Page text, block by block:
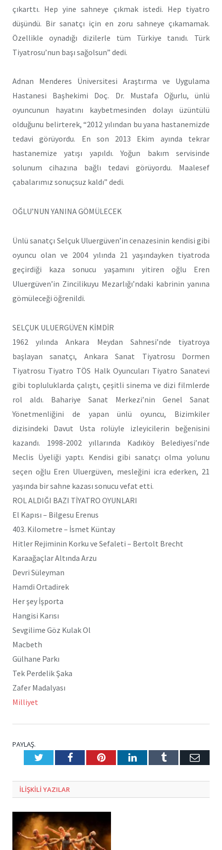
çıkarttı. Hep yine sahneye çıkmak istedi. Hep tiyatro
düşündü. Bir sanatçı için en zoru sahneye çıkamamak.
Özellikle oynadığı dizilerle tüm Türkiye tanıdı. Türk
Tiyatrosu’nun başı sağolsun” dedi.
Adnan Menderes Üniversitesi Araştırma ve Uygulama
Hastanesi Başhekimi Doç. Dr. Mustafa Oğurlu, ünlü
oyuncunun hayatını kaybetmesinden dolayı üzüntülü
olduğunu belirterek, “2012 yılından bu yana hastanemizde
tedavi görüyordu. En son 2013 Ekim ayında tekrar
hastanemize yatışı yapıldı. Yoğun bakım servisinde
solunum cihazına bağlı tedavi görüyordu. Maalesef
çabalarımız sonuçsuz kaldı” dedi.
OĞLU’NUN YANINA GÖMÜLECEK
Ünlü sanatçı Selçuk Uluergüven’in cenazesinin kendisi gibi
oyuncu olan ve 2004 yılında 21 yaşındayken tiyatroda
geçirdiği kaza sonucu yaşamını yitiren oğlu Eren
Uluergüven’in Zincilikuyu Mezarlığı’ndaki kabrinin yanına
gömüleceği öğrenildi.
SELÇUK ULUERGÜVEN KİMDİR
1962 yılında Ankara Meydan Sahnesi’nde tiyatroya
başlayan sanatçı, Ankara Sanat Tiyatrosu Dormen
Tiyatrosu Tiyatro TÖS Halk Oyuncuları Tiyatro Sanatevi
gibi topluluklarda çalıştı, çeşitli sinema ve dizi filmlerde
rol aldı. Bahariye Sanat Merkezi’nin Genel Sanat
Yönetmenliğini de yapan ünlü oyuncu, Bizimkiler
dizisindeki Davut Usta rolüyle izleyicilerin beğenisini
kazandı. 1998-2002 yıllarında Kadıköy Belediyesi’nde
Meclis Üyeliği yaptı. Kendisi gibi sanatçı olma yolunu
seçen oğlu Eren Uluergüven, mesleğini icra ederken, 21
yaşında bir sahne kazası sonucu vefat etti.
ROL ALDIĞI BAZI TİYATRO OYUNLARI
El Kapısı – Bilgesu Erenus
403. Kilometre – İsmet Küntay
Hitler Rejiminin Korku ve Sefaleti – Bertolt Brecht
Karaağaçlar Altında Arzu
Devri Süleyman
Hamdi Ortadirek
Her şey İşporta
Hangisi Karısı
Sevgilime Göz Kulak Ol
Macbeth
Gülhane Parkı
Tek Perdelik Şaka
Zafer Madalyası
Milliyet
PAYLAŞ.
TwitterFacebookPinterestLinkedInTumblr E-
ILIŞKILI YAZILAR